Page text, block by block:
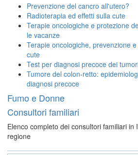
Prevenzione del cancro all'utero?
Radioterapia ed effetti sulla cute
Terapie oncologiche e protezione
le vacanze
Terapie oncologiche, prevenzione
cute
Test per diagnosi precoce dei
Tumore del colon-retto:
diagnosi precoce
Fumo e Donne
Consultori familiari
Elenco completo dei consultori familiari in
regione